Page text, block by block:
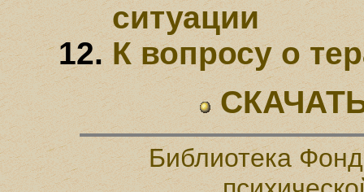
ситуации
К вопросу о
Библиотека